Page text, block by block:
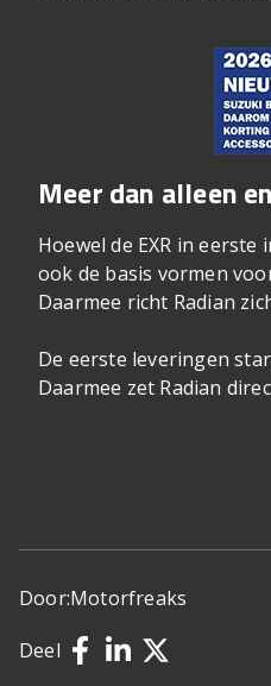
Meer dan alleen
Hoewel de EXR in
ook de basis vormen
Daarmee richt Radian
De eerste leveringen
Daarmee zet Radian
Door:Motorfreaks
Deel